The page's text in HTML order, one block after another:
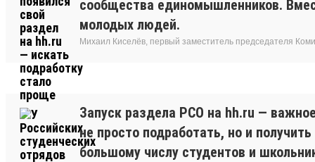
сообщества единомышленников.
молодых людей.
Михаил Киселёв, первый заместитель председателя
Запуск раздела РСО на hh.ru —
не просто подработать, но и
большому числу студентов и